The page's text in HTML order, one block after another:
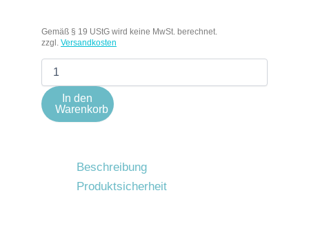
Gemäß § 19 UStG wird keine MwSt. berechnet.
zzgl. Versandkosten
In den
Warenkorb
Beschreibung
Produktsicherheit